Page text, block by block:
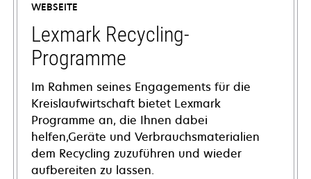
neuen
Registerkarte
geöffnet
WEBSEITE
Lexmark Recycling-
Programme
Im Rahmen seines Engagements für die
Kreislaufwirtschaft bietet Lexmark
Programme an, die Ihnen dabei
helfen,Geräte und Verbrauchsmaterialien
dem Recycling zuzuführen und wieder
aufbereiten zu lassen.